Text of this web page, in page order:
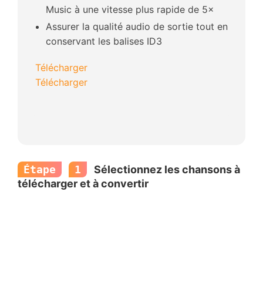
Music à une vitesse plus rapide de 5×
Assurer la qualité audio de sortie tout en
conservant les balises ID3
Télécharger
Télécharger
Étape 1
Sélectionnez les chansons à
télécharger et à convertir